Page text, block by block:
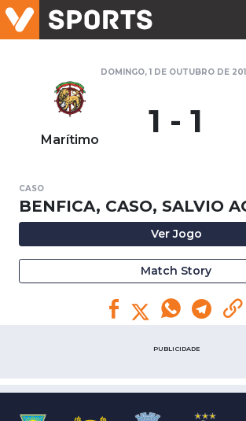
DOMINGO, 1 DE OUTUBRO DE
Marítimo 1 - 1
CASO
BENFICA, CASO, SALVIO
Ver Jogo
Match Story
PUBLICIDADE